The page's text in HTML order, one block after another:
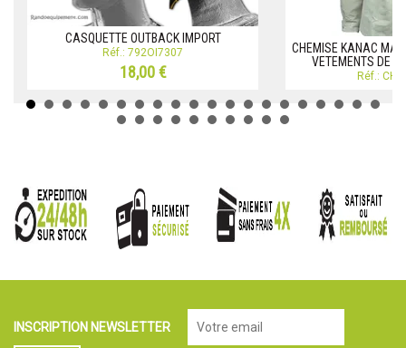
CASQUETTE OUTBACK IMPORT
Réf.: 792OI7307
18,00 €
CHEMISE KANAC
VETEMENTS DE
Réf.:
INSCRIPTION NEWSLETTER